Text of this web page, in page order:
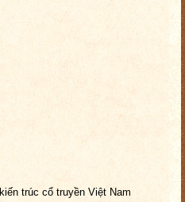
kiến trúc cổ truyền Việt Nam